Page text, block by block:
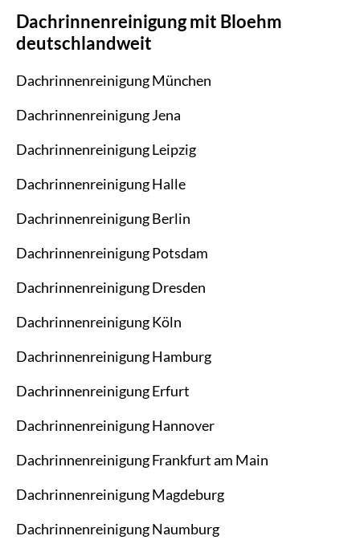
Dachrinnenreinigung mit Bloehm
deutschlandweit
Dachrinnenreinigung München
Dachrinnenreinigung Jena
Dachrinnenreinigung Leipzig
Dachrinnenreinigung Halle
Dachrinnenreinigung Berlin
Dachrinnenreinigung Potsdam
Dachrinnenreinigung Dresden
Dachrinnenreinigung Köln
Dachrinnenreinigung Hamburg
Dachrinnenreinigung Erfurt
Dachrinnenreinigung Hannover
Dachrinnenreinigung Frankfurt am Main
Dachrinnenreinigung Magdeburg
Dachrinnenreinigung Naumburg